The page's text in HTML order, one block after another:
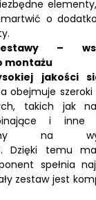
o
–
montażu
jakości
obejmuje szeroki
takich jak
i inne
na
Dzięki temu
spełnia
zestaw jest